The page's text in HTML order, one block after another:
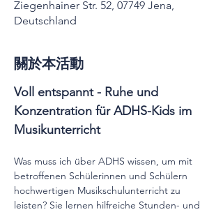
Ziegenhainer Str. 52, 07749 Jena,
Deutschland
關於本活動
Voll entspannt - Ruhe und
Konzentration für ADHS-Kids im
Musikunterricht
Was muss ich über ADHS wissen, um mit
betroffenen Schülerinnen und Schülern
hochwertigen Musikschulunterricht zu
leisten? Sie lernen hilfreiche Stunden- und